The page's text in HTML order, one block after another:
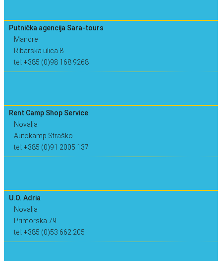
Putnička agencija Sara-tours
Mandre
Ribarska ulica 8
tel: +385 (0)98 168 9268
Rent Camp Shop Service
Novalja
Autokamp Straško
tel: +385 (0)91 2005 137
U.O. Adria
Novalja
Primorska 79
tel: +385 (0)53 662 205